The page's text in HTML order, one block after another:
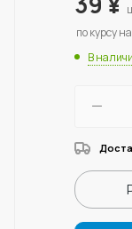
по курсу
В